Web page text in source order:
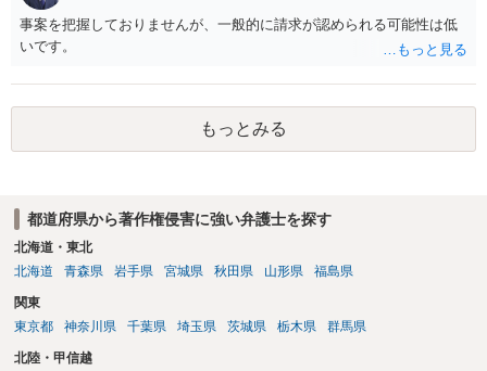
める方向の事情となりますが、自動的に肖像権侵害となるわけではあ
りません。 まず、見積書、メール、チャット、デザイナーの利用規約
を確認したうえで、「提供素材及びこれを含む画面の複製・SNS掲載
成でまとめる必要があります。 安全にSNSで公開するには、教科書の
図をトレース・模写した部分は掲載せず、人体の構造という事実を基
に、自分で構図や表現を工夫して作図する方法が考えられます。ま
た、改変・SNS掲載が認められたオープンライセンス素材を、利用条
件に従って使う方法もあります。トレースした図を残したい場合は、
自分だけの学習用にとどめるのが安全です。
事案を把握しておりませんが、一般的に請求が認められる可能性は低
いです。
もっとみる
都道府県から著作権侵害に強い弁護士を探す
北海道・東北
北海道
青森県 岩手県 宮城県 秋田県 山形県 福島県
関東
東京都
神奈川県 千葉県 埼玉県 茨城県 栃木県 群馬県
北陸・甲信越